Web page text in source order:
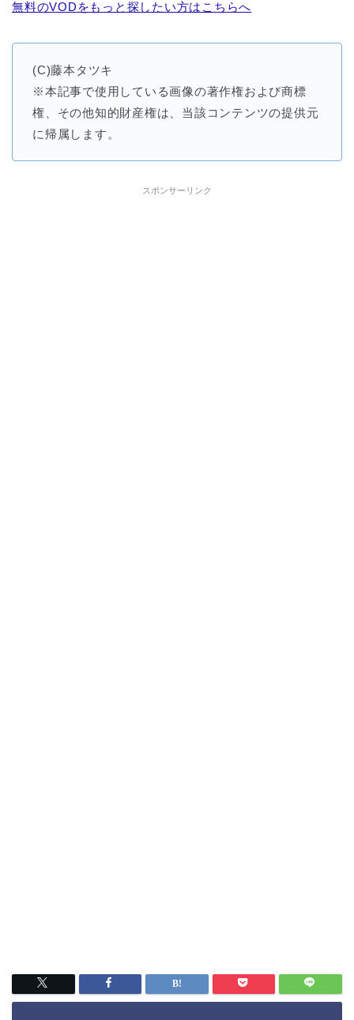
無料のVODをもっと探したい方はこちらへ
(C)藤本タツキ
※本記事で使用している画像の著作権および商標
権、その他知的財産権は、当該コンテンツの提供元
に帰属します。
スポンサーリンク